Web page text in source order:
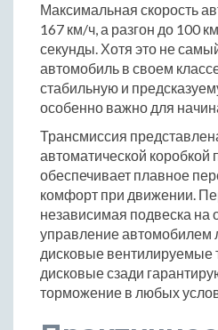
Максимальная скорость
167 км/ч, а разгон до 100
секунды. Хотя это не
автомобиль в своем
стабильную и
особенно важно для
Трансмиссия
автоматической коробкой
обеспечивает плавное
комфорт при движении.
независимая подвеска на
управление автомобилем
дисковые вентилируемые
дисковые сзади
торможение в любых